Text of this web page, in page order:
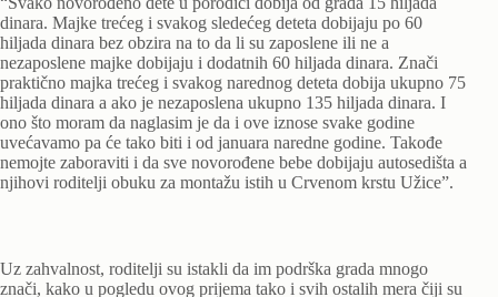
dinara. Majke trećeg i svakog sledećeg deteta dobijaju po 60
hiljada dinara bez obzira na to da li su zaposlene ili ne a
nezaposlene majke dobijaju i dodatnih 60 hiljada dinara. Znači
praktično majka trećeg i svakog narednog deteta dobija ukupno 75
hiljada dinara a ako je nezaposlena ukupno 135 hiljada dinara. I
ono što moram da naglasim je da i ove iznose svake godine
uvećavamo pa će tako biti i od januara naredne godine. Takođe
nemojte zaboraviti i da sve novorođene bebe dobijaju autosedišta a
njihovi roditelji obuku za montažu istih u Crvenom krstu Užice”.
Uz zahvalnost, roditelji su istakli da im podrška grada mnogo
znači, kako u pogledu ovog prijema tako i svih ostalih mera čiji su